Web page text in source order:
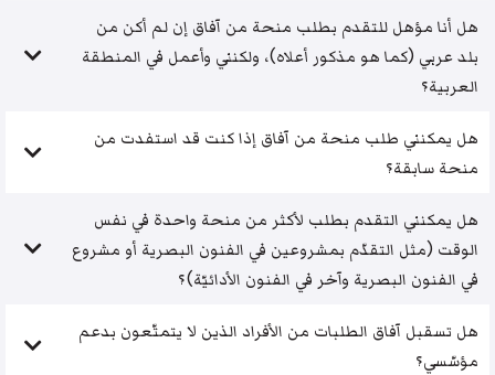
هل أنا مؤهل للتقدم بطلب منحة من آفاق إن لم أكن من
بلد عربي (كما هو مذكور أعلاه)، ولكنني وأعمل في المنطقة
العربية؟
هل يمكنني طلب منحة من آفاق إذا كنت قد استفدت من
منحة سابقة؟
هل يمكنني التقدم بطلب لأكثر من منحة واحدة في نفس
الوقت (مثل التقدّم بمشروعين في الفنون البصرية أو مشروع
في الفنون البصرية وآخر في الفنون الأدائيّة)؟
هل تسقبل آفاق الطلبات من الأفراد الذين لا يتمتّعون بدعم
مؤسّسي؟